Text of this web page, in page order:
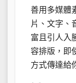
善用多媒體
片、文字、
富且引人入
容排版，即
方式傳達給